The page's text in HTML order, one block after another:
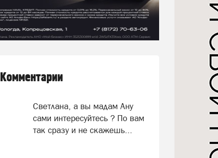
Комментарии
Светлана, а вы мадам Ану
сами интересуйтесь ? По вам
так сразу и не скажешь...